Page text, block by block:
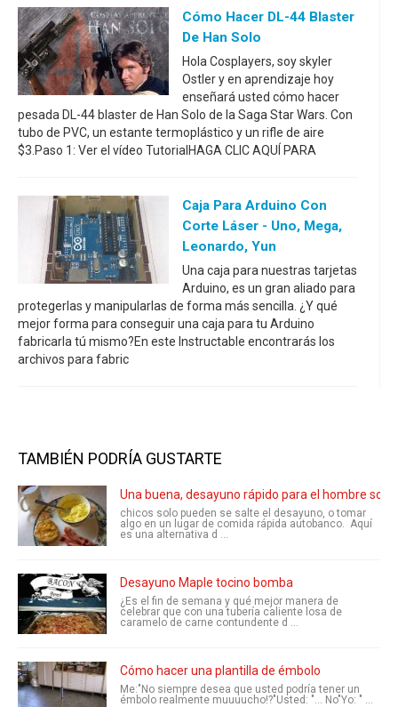
Cómo Hacer DL-44 Blaster
De Han Solo
Hola Cosplayers, soy skyler
Ostler y en aprendizaje hoy
enseñará usted cómo hacer
pesada DL-44 blaster de Han Solo de la Saga Star Wars. Con
tubo de PVC, un estante termoplástico y un rifle de aire
$3.Paso 1: Ver el vídeo TutorialHAGA CLIC AQUÍ PARA
Caja Para Arduino Con
Corte Láser - Uno, Mega,
Leonardo, Yun
Una caja para nuestras tarjetas
Arduino, es un gran aliado para
protegerlas y manipularlas de forma más sencilla. ¿Y qué
mejor forma para conseguir una caja para tu Arduino
fabricarla tú mismo?En este Instructable encontrarás los
archivos para fabric
TAMBIÉN PODRÍA GUSTARTE
Una buena, desayuno rápido para el hombre
chicos solo pueden se salte el desayuno, o tomar
algo en un lugar de comida rápida autobanco. Aquí
es una alternativa d ...
Desayuno Maple tocino bomba
¿Es el fin de semana y qué mejor manera de
celebrar que con una tubería caliente losa de
caramelo de carne contundente d ...
Cómo hacer una plantilla de émbolo
Me:"No siempre desea que usted podría tener un
émbolo realmente muuuucho!?"Usted: "... No"Yo: " ...